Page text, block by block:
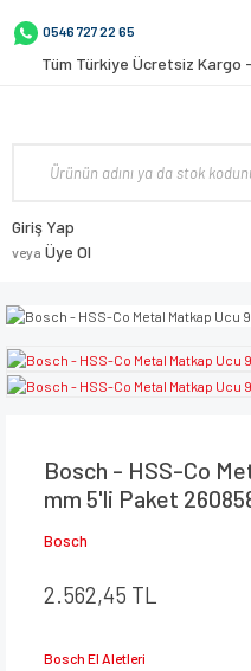
0546 727 22 65
Tüm Türkiye Ücretsiz Kargo
Giriş Yap
veya Üye Ol
Bosch - HSS-Co
mm 5'li Paket
Bosch
2.562,45 TL
Bosch El Aletleri